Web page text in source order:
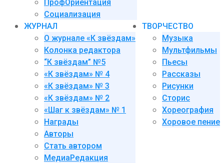
ПрофОриентация
Социализация
ЖУРНАЛ
О журнале «К звёздам»
Колонка редактора
“К звёздам” №5
«К звёздам» № 4
«К звёздам» № 3
«К звёздам» № 2
«Шаг к звёздам» № 1
Награды
Авторы
Стать автором
МедиаРедакция
ТВОРЧЕСТВО
Музыка
Мультфильмы
Пьесы
Рассказы
Рисунки
Сторис
Хореография
Хоровое пение